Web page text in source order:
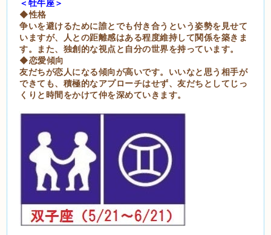
＜牡牛座＞
◆性格
争いを避けるために誰とでも付き合うという姿勢を見せて
いますが、人との距離感はある程度維持して関係を築きま
す。また、独創的な視点と自分の世界を持っています。
◆恋愛傾向
友だちが恋人になる傾向が高いです。いいなと思う相手が
できても、積極的なアプローチはせず、友だちとしてじっ
くりと時間をかけて仲を深めていきます。